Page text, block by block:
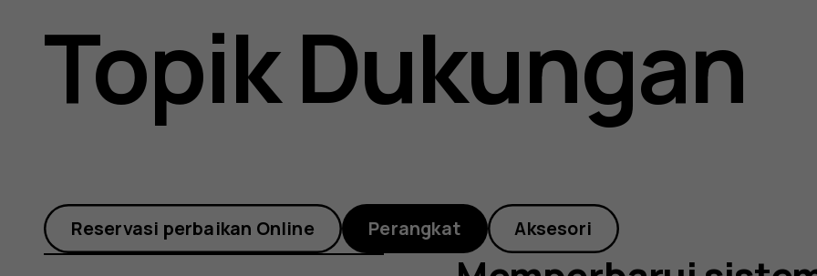
melalui
OTA
Topik Dukungan
Reservasi perbaikan Online Perangkat Aksesori